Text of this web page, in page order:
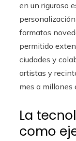
en un riguroso
formatos
permitido
ciudades y
artistas y
mes a millones
La
como